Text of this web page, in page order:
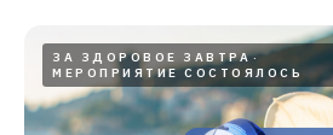
ЗА ЗДОРОВОЕ ЗАВТРА
МЕРОПРИЯТИЕ СОСТОЯЛОСЬ